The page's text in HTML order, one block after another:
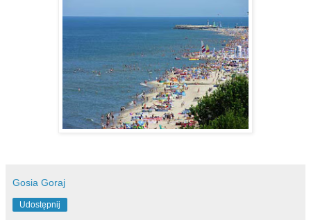
Gosia Goraj
Udostępnij